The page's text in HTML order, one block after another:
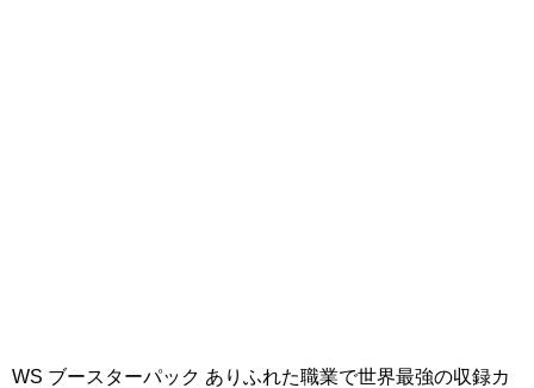
WS ブースターパック ありふれた職業で世界最強の収録カ